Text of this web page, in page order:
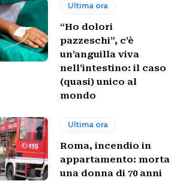
Ultima ora
“Ho dolori
pazzeschi”, c’è
un’anguilla viva
nell’intestino: il caso
(quasi) unico al
mondo
Ultima ora
Roma, incendio in
appartamento: morta
una donna di 70 anni